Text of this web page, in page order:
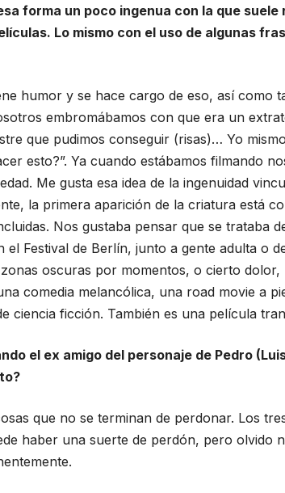
forma un poco ingenua con la que
Lo mismo con el uso de algunas
humor y se hace cargo de eso, así como
embromábamos con que era un
que pudimos conseguir (risas)… Yo
esto?”. Ya cuando estábamos filmando
Me gusta esa idea de la ingenuidad
la primera aparición de la criatura está
Nos gustaba pensar que se trataba
el Festival de Berlín, junto a gente adulta o
oscuras por momentos, o cierto
comedia melancólica, una road movie a
ciencia ficción. También es una película
el ex amigo del personaje de Pedro
que no se terminan de perdonar. Los
haber una suerte de perdón, pero olvido